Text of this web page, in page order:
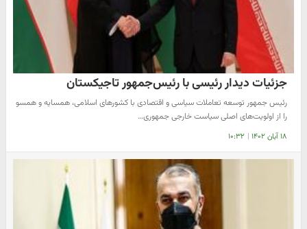
جزئیات دیدار رئیسی با رئیس‌جمهور تاجیکستان
رئیس جمهور توسعه تعاملات سیاسی و اقتصادی با کشورهای اسلامی، همسایه و همسو
را از اولویت‌های اصلی سیاست خارجی جمهوری…
۱۸ آبان ۱۴۰۲ | ۱۰:۳۲